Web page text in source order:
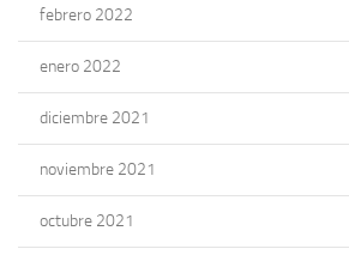
febrero 2022
enero 2022
diciembre 2021
noviembre 2021
octubre 2021